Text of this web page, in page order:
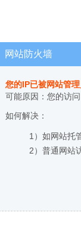
网站防火墙
您的IP已被网站管
可能原因：您的访
如何解决：
1）如网站托
2）普通网站